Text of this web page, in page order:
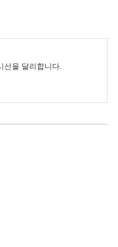
선을 달리합니다.